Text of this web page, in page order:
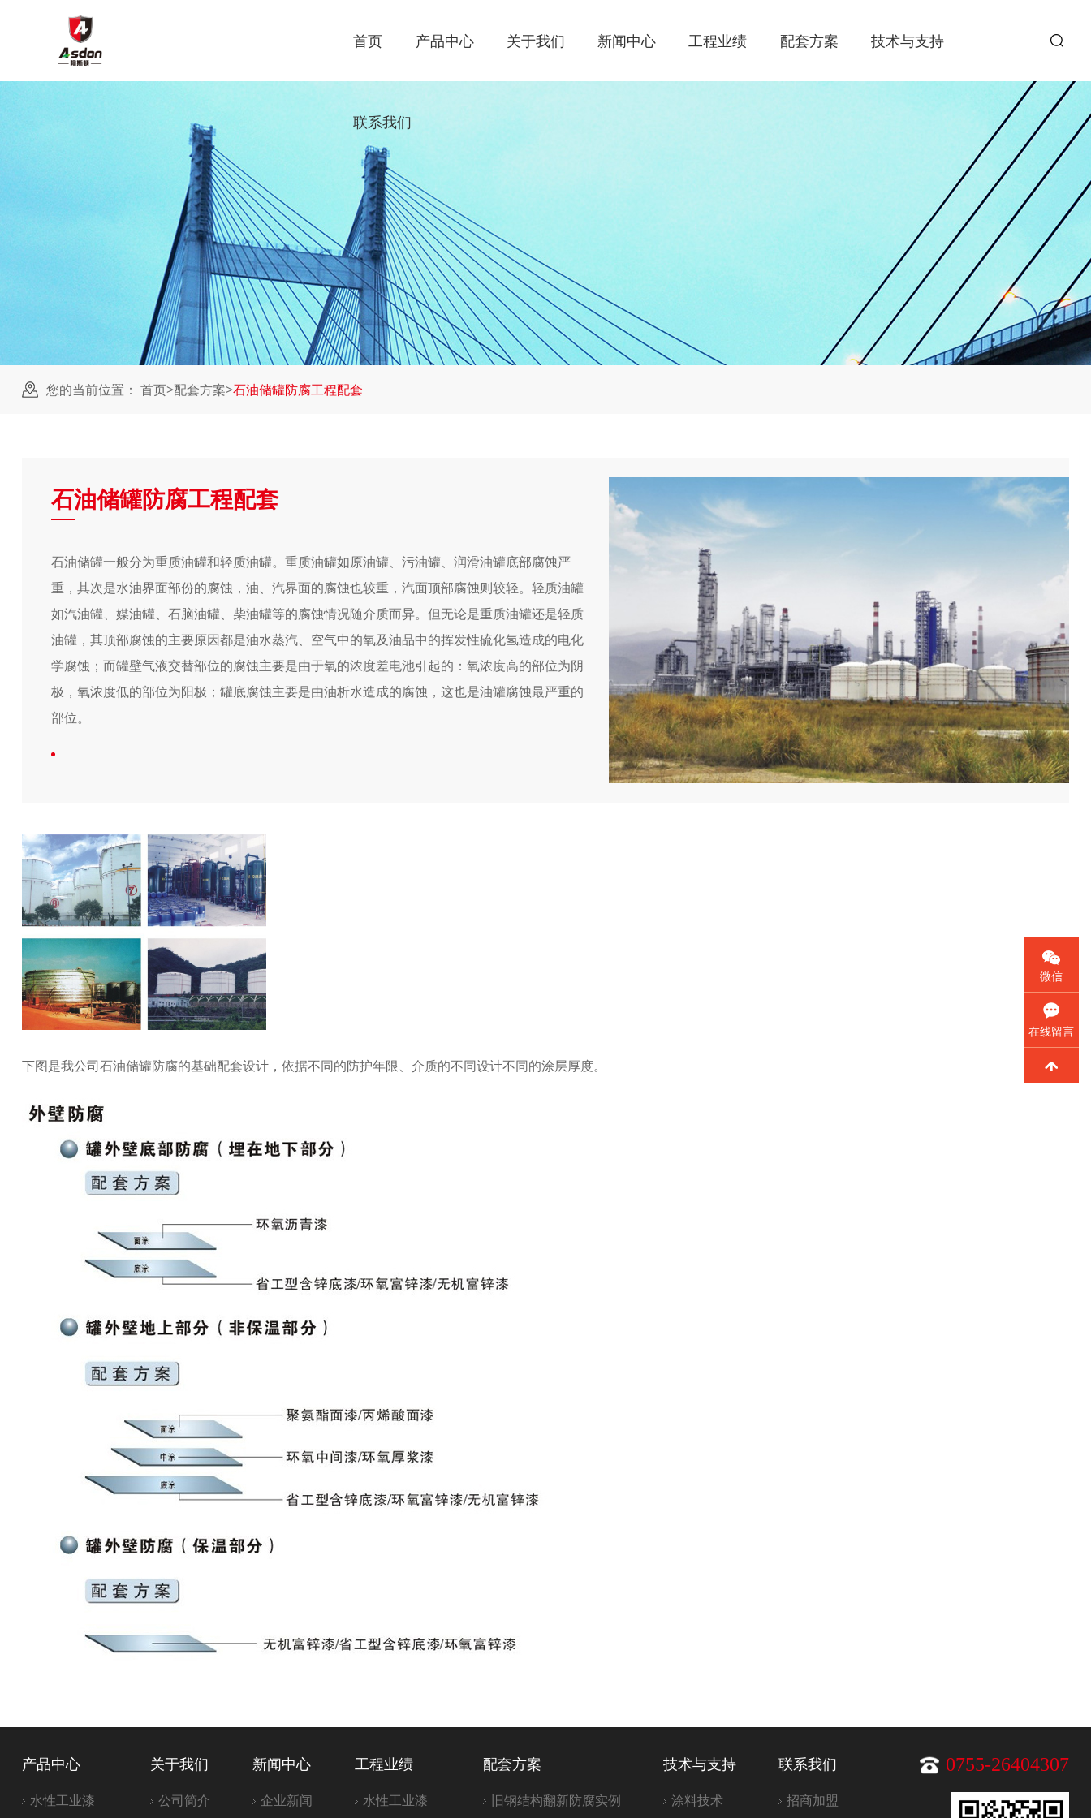
首页 产品中心 关于我们 新闻中心 工程业绩 配套方案 技术与支持
联系我们
微信
在线留言
您的当前位置： 首页>配套方案>石油储罐防腐工程配套
石油储罐防腐工程配套
石油储罐一般分为重质油罐和轻质油罐。重质油罐如原油罐、污油罐、润滑油罐底部腐蚀严
重，其次是水油界面部份的腐蚀，油、汽界面的腐蚀也较重，汽面顶部腐蚀则较轻。轻质油罐
如汽油罐、媒油罐、石脑油罐、柴油罐等的腐蚀情况随介质而异。但无论是重质油罐还是轻质
油罐，其顶部腐蚀的主要原因都是油水蒸汽、空气中的氧及油品中的挥发性硫化氢造成的电化
学腐蚀；而罐壁气液交替部位的腐蚀主要是由于氧的浓度差电池引起的：氧浓度高的部位为阴
极，氧浓度低的部位为阳极；罐底腐蚀主要是由油析水造成的腐蚀，这也是油罐腐蚀最严重的
部位。
下图是我公司石油储罐防腐的基础配套设计，依据不同的防护年限、介质的不同设计不同的涂层厚度。
产品中心
水性工业漆
关于我们
公司简介
新闻中心
企业新闻
工程业绩
水性工业漆
配套方案
旧钢结构翻新防腐实例
技术与支持
涂料技术
联系我们
招商加盟
0755-26404307